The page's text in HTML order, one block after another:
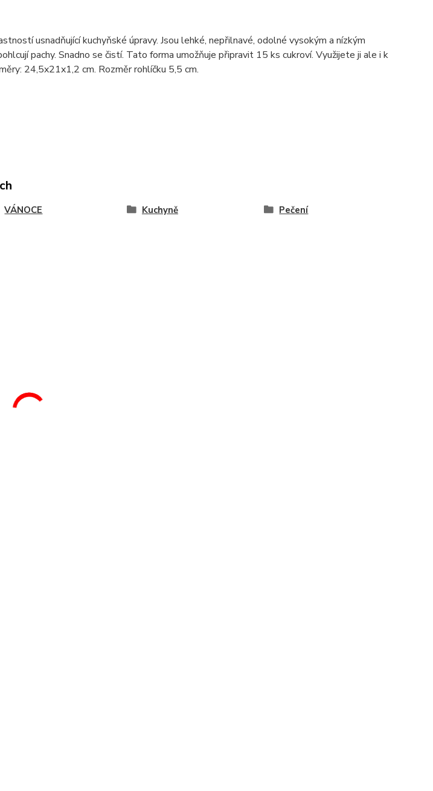
usnadňující kuchyňské úpravy. Jsou lehké, nepřilnavé, odolné vysokým a nízkým
pachy. Snadno se čistí. Tato forma umožňuje připravit 15 ks cukroví. Využijete ji ale i k
24,5x21x1,2 cm. Rozměr rohlíčku 5,5 cm.
VÁNOCE Kuchyně
Pečení